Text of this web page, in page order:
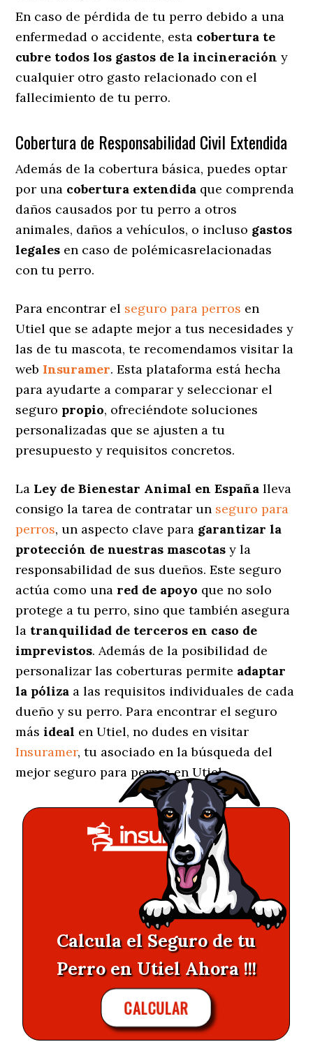
En caso de pérdida de tu perro debido a una
enfermedad o accidente, esta cobertura te
cubre todos los gastos de la incineración y
cualquier otro gasto relacionado con el
fallecimiento de tu perro.
Cobertura de Responsabilidad Civil Extendida
Además de la cobertura básica, puedes optar
por una cobertura extendida que comprenda
daños causados por tu perro a otros
animales, daños a vehículos, o incluso gastos
legales en caso de polémicasrelacionadas
con tu perro.
Para encontrar el seguro para perros en
Utiel que se adapte mejor a tus necesidades y
las de tu mascota, te recomendamos visitar la
web Insuramer. Esta plataforma está hecha
para ayudarte a comparar y seleccionar el
seguro propio, ofreciéndote soluciones
personalizadas que se ajusten a tu
presupuesto y requisitos concretos.
La Ley de Bienestar Animal en España lleva
consigo la tarea de contratar un seguro para
perros, un aspecto clave para garantizar la
protección de nuestras mascotas y la
responsabilidad de sus dueños. Este seguro
actúa como una red de apoyo que no solo
protege a tu perro, sino que también asegura
la tranquilidad de terceros en caso de
imprevistos. Además de la posibilidad de
personalizar las coberturas permite adaptar
la póliza a las requisitos individuales de cada
dueño y su perro. Para encontrar el seguro
másideal en Utiel, no dudes en visitar
Insuramer, tu asociado en la búsqueda del
mejor seguro para perros en Utiel.
Calcula el Seguro de tu
Perro en Utiel Ahora !!!
CALCULAR